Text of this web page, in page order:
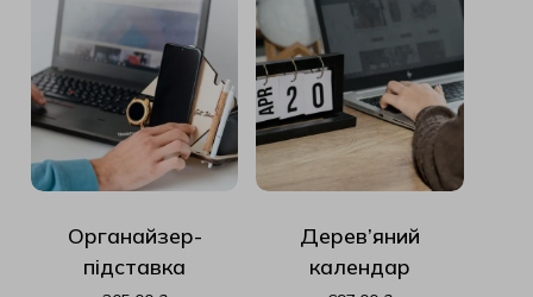
Органайзер-
підставка
Дерев’яний
календар